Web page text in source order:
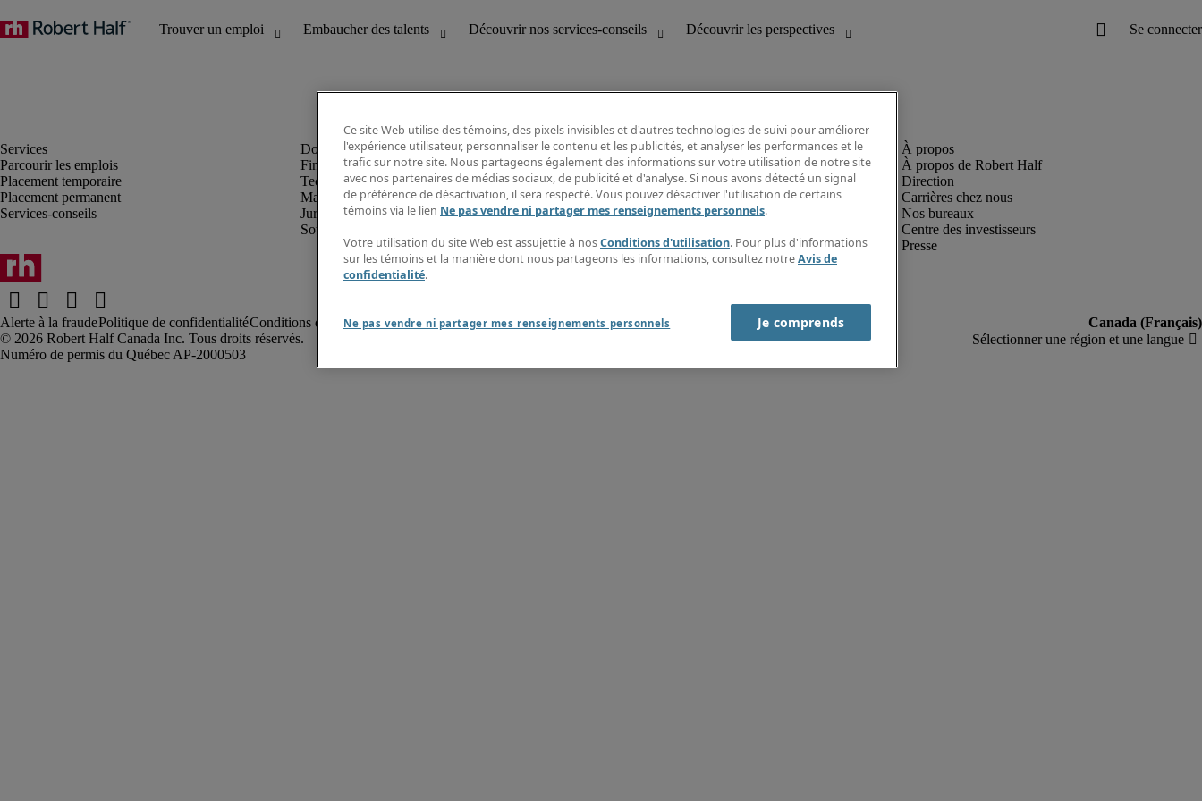
Parcourir les emplois
Placement temporaire
Placement permanent
Services-conseils
Finance et comptabilité
Technologie
Marketing et création
Juridique
Soutien administratif et à la clientèle
Découvrir les perspectives
Répertoire d’emplois
Guide salarial
Rapports de temps
Contactez-nous
À propos de Robert Half
Direction
Carrières chez nous
Nos bureaux
Centre des investisseurs
Presse
Alerte à la fraudePolitique de confidentialitéConditions d’utilisation Rapport sur l'esclavage moderne
Robert Half Canada Inc. Tous droits réservés.
Ce site Web utilise des témoins, des pixels invisibles et d'autres technologies de suivi pour améliorer
l'expérience utilisateur, personnaliser le contenu et les publicités, et analyser les performances et le
trafic sur notre site. Nous partageons également des informations sur votre utilisation de notre site
avec nos partenaires de médias sociaux, de publicité et d'analyse. Si nous avons détecté un signal
de préférence de désactivation, il sera respecté. Vous pouvez désactiver l'utilisation de certains
témoins via le lien Ne pas vendre ni partager mes renseignements personnels.
Votre utilisation du site Web est assujettie à nosConditions d'utilisation. Pour plus d'informations
sur les témoins et la manière dont nous partageons les informations, consultez notreAvis de
confidentialité.
Ne pas vendre ni partager mes renseignements personnels Je comprends